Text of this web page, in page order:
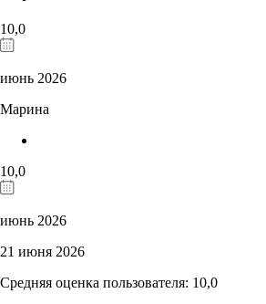
10,0
июнь 2026
Марина
10,0
июнь 2026
21 июня 2026
Средняя оценка пользователя: 10,0